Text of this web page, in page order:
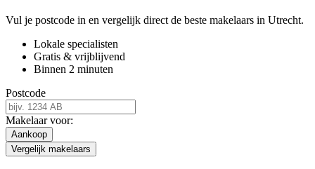
Vul je postcode in en vergelijk direct de beste makelaars in Utrecht.
Lokale specialisten
Gratis & vrijblijvend
Binnen 2 minuten
Postcode
Makelaar voor:
Aankoop
Vergelijk makelaars